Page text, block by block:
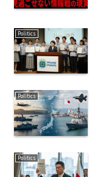
Politics
Politics
Politics